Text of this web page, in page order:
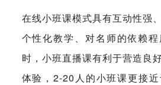
在线小班课模式具有互动性强
个性化教学、对名师的依赖
时，小班直播课有利于营造良
体验，2-20人的小班课更接